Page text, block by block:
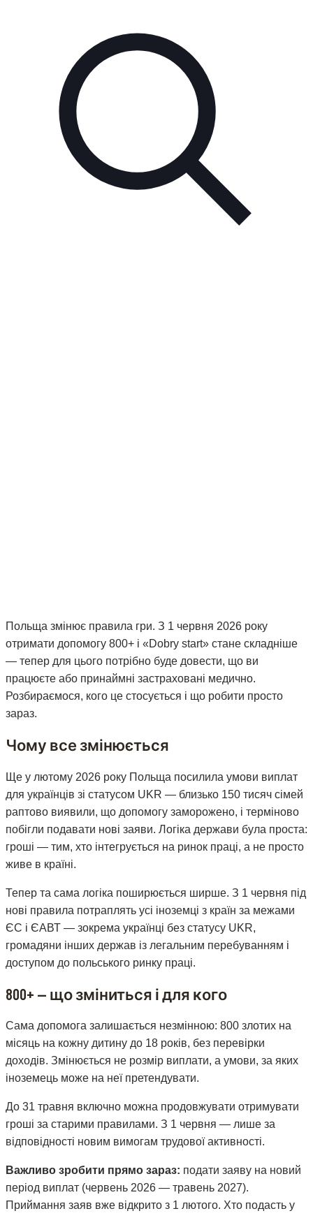
Польща змінює правила гри. З 1 червня 2026 року
отримати допомогу 800+ і «Dobry start» стане складніше
— тепер для цього потрібно буде довести, що ви
працюєте або принаймні застраховані медично.
Розбираємося, кого це стосується і що робити просто
зараз.
Чому все змінюється
Ще у лютому 2026 року Польща посилила умови виплат
для українців зі статусом UKR — близько 150 тисяч сімей
раптово виявили, що допомогу заморожено, і терміново
побігли подавати нові заяви. Логіка держави була проста:
гроші — тим, хто інтегрується на ринок праці, а не просто
живе в країні.
Тепер та сама логіка поширюється ширше. З 1 червня під
нові правила потраплять усі іноземці з країн за межами
ЄС і ЄАВТ — зокрема українці без статусу UKR,
громадяни інших держав із легальним перебуванням і
доступом до польського ринку праці.
800+ — що зміниться і для кого
Сама допомога залишається незмінною: 800 злотих на
місяць на кожну дитину до 18 років, без перевірки
доходів. Змінюється не розмір виплати, а умови, за яких
іноземець може на неї претендувати.
До 31 травня включно можна продовжувати отримувати
гроші за старими правилами. З 1 червня — лише за
відповідності новим вимогам трудової активності.
Важливо зробити прямо зараз: подати заяву на новий
період виплат (червень 2026 — травень 2027).
Приймання заяв вже відкрито з 1 лютого. Хто подасть у